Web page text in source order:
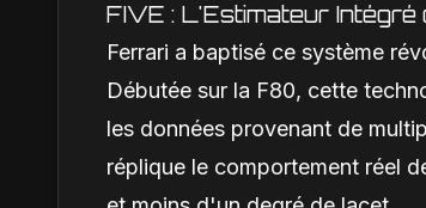
FIVE : L'Estimateur Intégré
Ferrari a baptisé ce système
Débutée sur la F80, cette
les données provenant de
réplique le comportement réel